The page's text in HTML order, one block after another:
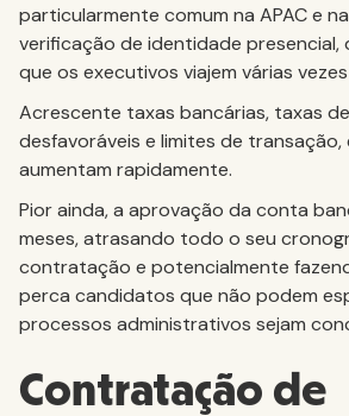
particularmente comum na APAC e
verificação de identidade presencial,
que os executivos viajem várias
Acrescente taxas bancárias, taxas
desfavoráveis e limites de transação,
aumentam rapidamente.
Pior ainda, a aprovação da conta
meses, atrasando todo o seu
contratação e potencialmente
perca candidatos que não podem
processos administrativos sejam
Contratação de